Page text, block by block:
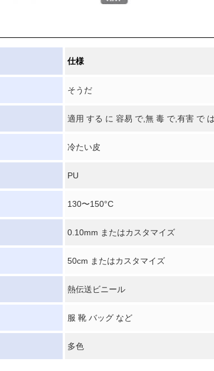
仕様
そうだ
適用 する に 容易 で,無 毒 で,有害 で
冷たい皮
PU
130〜150°C
0.10mm またはカスタマイズ
50cm またはカスタマイズ
熱伝送ビニール
服 靴 バッグ など
多色